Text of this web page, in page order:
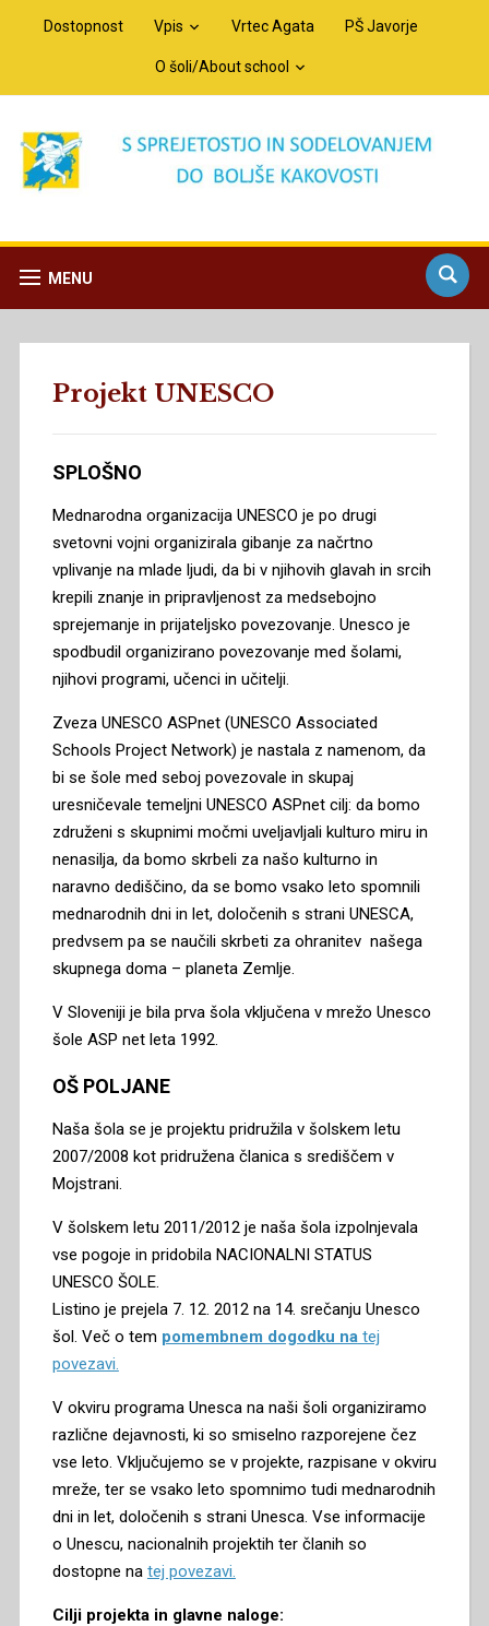
Dostopnost Vpis Vrtec Agata PŠ Javorje
O šoli/About school
MENU
Projekt UNESCO
SPLOŠNO
Mednarodna organizacija UNESCO je po drugi
svetovni vojni organizirala gibanje za načrtno
vplivanje na mlade ljudi, da bi v njihovih glavah in srcih
krepili znanje in pripravljenost za medsebojno
sprejemanje in prijateljsko povezovanje. Unesco je
spodbudil organizirano povezovanje med šolami,
njihovi programi, učenci in učitelji.
Zveza UNESCO ASPnet (UNESCO Associated
Schools Project Network) je nastala z namenom, da
bi se šole med seboj povezovale in skupaj
uresničevale temeljni UNESCO ASPnet cilj: da bomo
združeni s skupnimi močmi uveljavljali kulturo miru in
nenasilja, da bomo skrbeli za našo kulturno in
naravno dediščino, da se bomo vsako leto spomnili
mednarodnih dni in let, določenih s strani UNESCA,
predvsem pa se naučili skrbeti za ohranitev našega
skupnega doma – planeta Zemlje.
V Sloveniji je bila prva šola vključena v mrežo Unesco
šole ASP net leta 1992.
OŠ POLJANE
Naša šola se je projektu pridružila v šolskem letu
2007/2008 kot pridružena članica s središčem v
Mojstrani.
V šolskem letu 2011/2012 je naša šola izpolnjevala
vse pogoje in pridobila NACIONALNI STATUS
UNESCO ŠOLE.
Listino je prejela 7. 12. 2012 na 14. srečanju Unesco
šol. Več o tem pomembnem dogodku natej
povezavi.
V okviru programa Unesca na naši šoli organiziramo
različne dejavnosti, ki so smiselno razporejene čez
vse leto. Vključujemo se v projekte, razpisane v okviru
mreže, ter se vsako leto spomnimo tudi mednarodnih
dni in let, določenih s strani Unesca. Vse informacije
o Unescu, nacionalnih projektih ter članih so
dostopne na tej povezavi.
Cilji projekta in glavne naloge: